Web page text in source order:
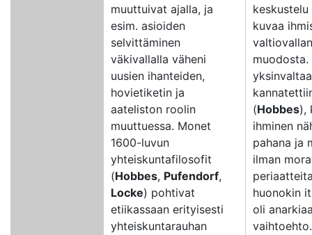
muuttuivat ajalla, ja
esim. asioiden
selvittäminen
väkivallalla väheni
uusien ihanteiden,
hovietiketin ja
aateliston roolin
muuttuessa. Monet
1600-luvun
yhteiskuntafilosofit
(Hobbes, Pufendorf,
Locke) pohtivat
etiikassaan erityisesti
yhteiskuntarauhan
kuvaa
valtiovallan
muodosta.
yksinvaltaa
(Hobbes),
ihminen
pahana ja
ilman
huonokin
oli